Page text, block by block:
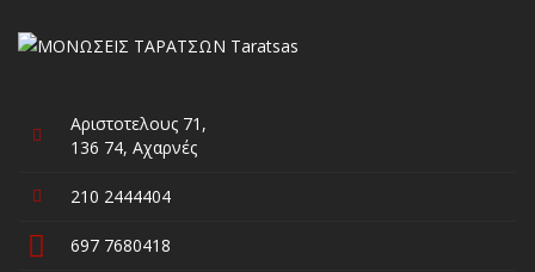
Αριστοτελους 71,
136 74, Αχαρνές
210 2444404
697 7680418